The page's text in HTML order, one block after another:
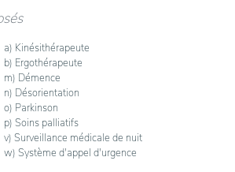
a) Kinésithérapeute
b) Ergothérapeute
m) Démence
n) Désorientation
o) Parkinson
p) Soins palliatifs
v) Surveillance médicale de nuit
w) Système d'appel d'urgence